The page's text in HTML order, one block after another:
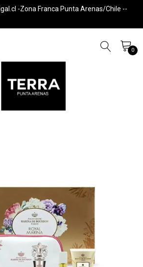
-Zona Franca Punta Arenas/Chile --
0